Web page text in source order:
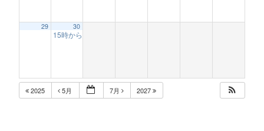
29 30
15時からの営業(南幌チキチキレース)
2025 5月 7月 2027